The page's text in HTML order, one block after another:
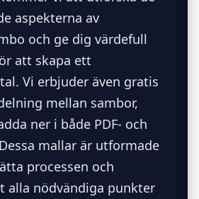
aspekterna av
och ge dig värdefull
att skapa ett
Vi erbjuder även gratis
mellan sambor,
ner i både PDF- och
mallar är utformade
processen och
alla nödvändiga punkter